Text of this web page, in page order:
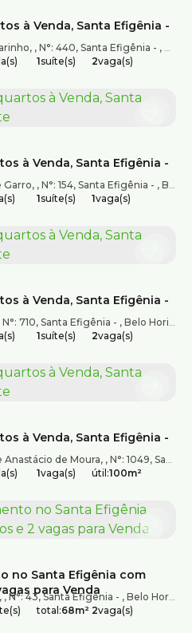
à Venda, Santa Efigênia -
, N°: 440, Santa Efigênia , Belo
1suíte(s) 2vaga(s)
à Venda, Santa Efigênia -
Garro , N°: 154, Santa Efigênia , Belo Horizonte
1suíte(s) 1vaga(s)
à Venda, Santa Efigênia -
N°: 710, Santa Efigênia , Belo Horizonte
1suíte(s) 2vaga(s)
à Venda, Santa Efigênia -
Anastácio de Moura , N°: 1049, Santa Efigênia
1vaga(s) útil:100m²
no Santa Efigênia com
para Venda
,N°:43,Santa Efigênia , Belo Horizonte
total:68m² 2vaga(s)